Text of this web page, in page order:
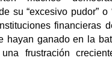
su “excesivo pudor” o
financieras
hayan ganado en la
frustración